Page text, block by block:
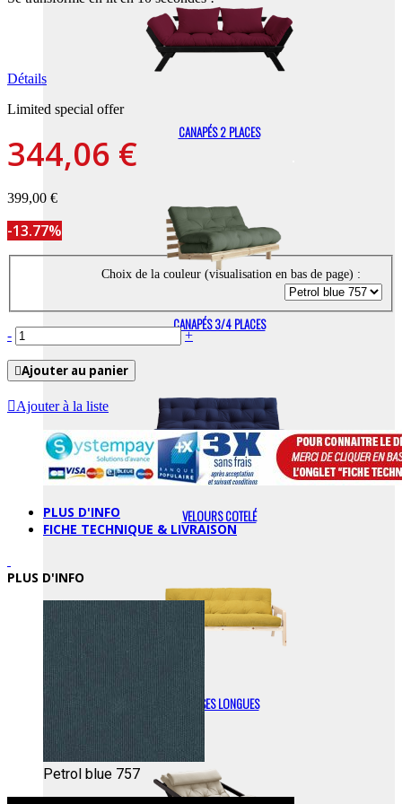
CANAPÉS 2 PLACES
CANAPÉS 3/4 PLACES
VELOURS COTELÉ
CHAISES LONGUES
Détails
Limited special offer
344,06 €
399,00 €
-13.77%
Choix de la couleur (visualisation en bas de page) :
- +
Ajouter au panier
Ajouter à la liste
PLUS D'INFO
FICHE TECHNIQUE & LIVRAISON
PLUS D'INFO
Petrol blue 757